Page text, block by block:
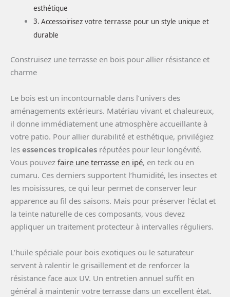
esthétique
Accessoirisez votre terrasse pour un style unique et
durable
Construisez une terrasse en bois pour allier résistance et
charme
Le bois est un incontournable dans l’univers des
aménagements extérieurs. Matériau vivant et chaleureux,
il donne immédiatement une atmosphère accueillante à
votre patio. Pour allier durabilité et esthétique, privilégiez
les essences tropicales réputées pour leur longévité.
Vous pouvez faire une terrasse en ipé, en teck ou en
cumaru. Ces derniers supportent l’humidité, les insectes et
les moisissures, ce qui leur permet de conserver leur
apparence au fil des saisons. Mais pour préserver l’éclat et
la teinte naturelle de ces composants, vous devez
appliquer un traitement protecteur à intervalles réguliers.
L’huile spéciale pour bois exotiques ou le saturateur
servent à ralentir le grisaillement et de renforcer la
résistance face aux UV. Un entretien annuel suffit en
général à maintenir votre terrasse dans un excellent état.